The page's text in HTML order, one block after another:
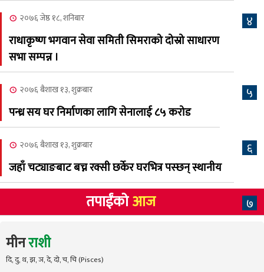
८
अस्मिताको बेजोड प्रस्तुती रहने
४
२०७६ जेष्ठ १८, शनिबार
राधाकृष्ण भगवान सेवा समिती सिमराको दोस्रो साधारण
सभा सम्पन्न ।
५
२०७६ बैशाख १३, शुक्रबार
पन्ध्र सय घर निर्माणका लागि सेनालाई ८५ करोड
६
२०७६ बैशाख १३, शुक्रबार
जहाँ चट्याङबाट बच्न रक्सी छर्केर घरभित्र पस्छन् स्थानीय
७
तपाईंकोआज
मीनराशी
दि, दु, थ, झ, ञ, दे, दो, च, चि (Pisces)